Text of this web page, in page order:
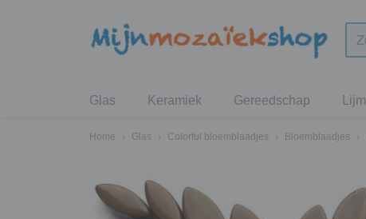
Glas Keramiek Gereedschap Lijm
Home › Glas › Colorful bloemblaadjes › Bloemblaadjes ›